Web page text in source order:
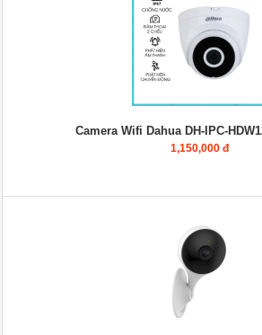
Camera Wifi Dahua DH-IPC-
1,150,000 đ